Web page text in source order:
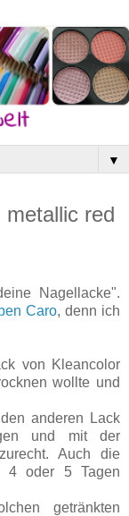
▼
red
Nagellacke".
Caro, denn ich
von Kleancolor
wollte und
anderen Lack
und mit der
Auch die
4 oder 5 Tagen
getränkten